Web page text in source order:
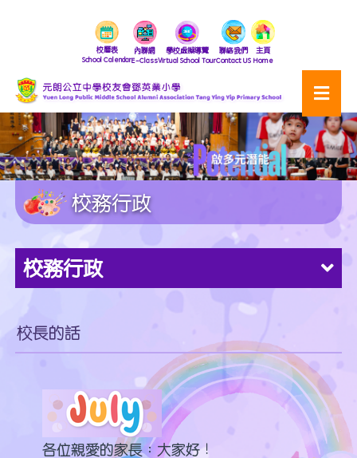
校曆表
School Calendar
內聯網
E-Class
學校虛擬導覽
Virtual School Tour
聯絡我們
Contact US
主頁
Home
校務行政
校務行政
校長的話
各位親愛的家長：大家好！